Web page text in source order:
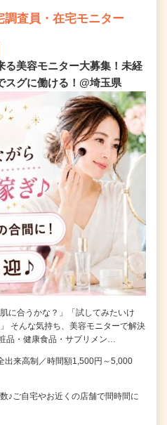
査員・在宅モニター
る美容モニター大募集！未経
スグに働ける！@埼玉県
に合うかな？」「試してみたいけ
そんな気持ち、美容モニターで解決
品・健康食品・サプリメン…
出来高制／時間額1,500円～5,000
ご自宅やお近くの店舗で間時間に